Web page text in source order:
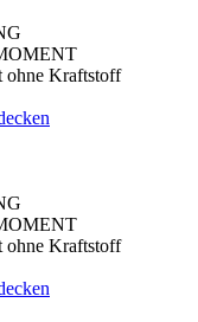
ohne Kraftstoff
ohne Kraftstoff